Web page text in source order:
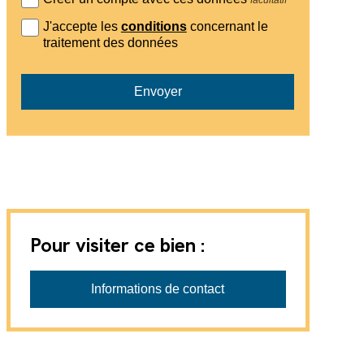
J'accepte les conditionsconcernant le
traitement des données
Envoyer
Pour visiter ce bien :
Informations de contact